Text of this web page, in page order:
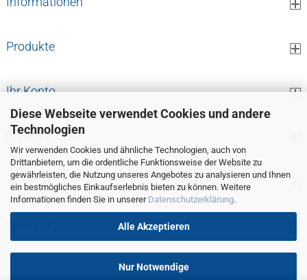
Diese Webseite verwendet Cookies und andere
Technologien
Wir verwenden Cookies und ähnliche Technologien, auch von
Drittanbietern, um die ordentliche Funktionsweise der Website zu
gewährleisten, die Nutzung unseres Angebotes zu analysieren und Ihnen
ein bestmögliches Einkaufserlebnis bieten zu können. Weitere
Informationen finden Sie in unserer Datenschutzerklärung.
Alle Akzeptieren
Nur Notwendige
Produkte
Ihr Konto
Kontaktdaten
Zahlung